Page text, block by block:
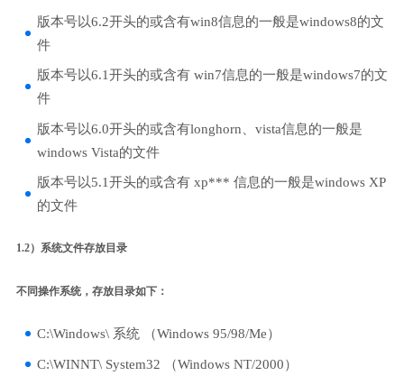
版本号以6.2开头的或含有win8信息的一般是windows8的文
件
版本号以6.1开头的或含有 win7信息的一般是windows7的文
件
版本号以6.0开头的或含有longhorn、vista信息的一般是
windows Vista的文件
版本号以5.1开头的或含有 xp*** 信息的一般是windows XP
的文件
1.2）系统文件存放目录
不同操作系统，存放目录如下：
C:\Windows\ 系统 （Windows 95/98/Me）
C:\WINNT\ System32 （Windows NT/2000）